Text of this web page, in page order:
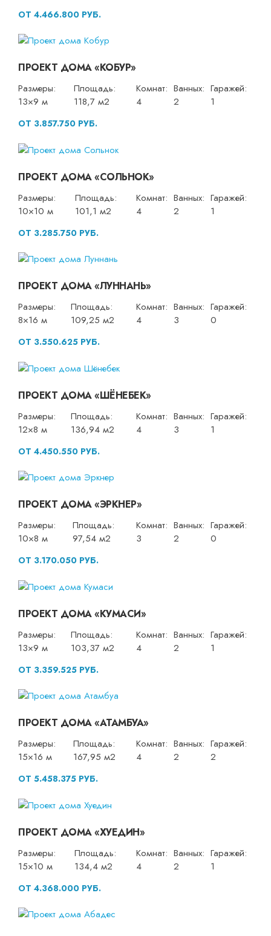
ОТ 4.466.800 РУБ.
ПРОЕКТ ДОМА «КОБУР»
Размеры:
13×9 м
Площадь:
118,7 м2
Комнат:
4
Ванных:
2
Гаражей:
1
ОТ 3.857.750 РУБ.
ПРОЕКТ ДОМА «СОЛЬНОК»
Размеры:
10×10 м
Площадь:
101,1 м2
Комнат:
4
Ванных:
2
Гаражей:
1
ОТ 3.285.750 РУБ.
ПРОЕКТ ДОМА «ЛУННАНЬ»
Размеры:
8×16 м
Площадь:
109,25 м2
Комнат:
4
Ванных:
3
Гаражей:
0
ОТ 3.550.625 РУБ.
ПРОЕКТ ДОМА «ШЁНЕБЕК»
Размеры:
12×8 м
Площадь:
136,94 м2
Комнат:
4
Ванных:
3
Гаражей:
1
ОТ 4.450.550 РУБ.
ПРОЕКТ ДОМА «ЭРКНЕР»
Размеры:
10×8 м
Площадь:
97,54 м2
Комнат:
3
Ванных:
2
Гаражей:
0
ОТ 3.170.050 РУБ.
ПРОЕКТ ДОМА «КУМАСИ»
Размеры:
13×9 м
Площадь:
103,37 м2
Комнат:
4
Ванных:
2
Гаражей:
1
ОТ 3.359.525 РУБ.
ПРОЕКТ ДОМА «АТАМБУА»
Размеры:
15×16 м
Площадь:
167,95 м2
Комнат:
4
Ванных:
2
Гаражей:
2
ОТ 5.458.375 РУБ.
ПРОЕКТ ДОМА «ХУЕДИН»
Размеры:
15×10 м
Площадь:
134,4 м2
Комнат:
4
Ванных:
2
Гаражей:
1
ОТ 4.368.000 РУБ.